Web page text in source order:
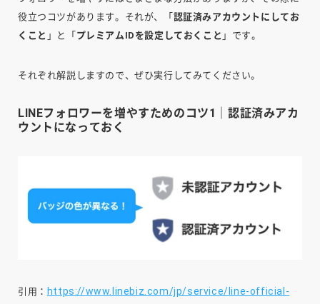
役立つコツがあります。それが、「認証済みアカウントにしてお
くこと 」と「プレミアムIDを設定しておくこと 」です。
それぞれ解説しますので、ぜひ実行してみてください。
LINEフォロワーを増やすためのコツ1｜認証済みアカ
ウントになっておく
引用： https://www.linebiz.com/jp/service/line-official-